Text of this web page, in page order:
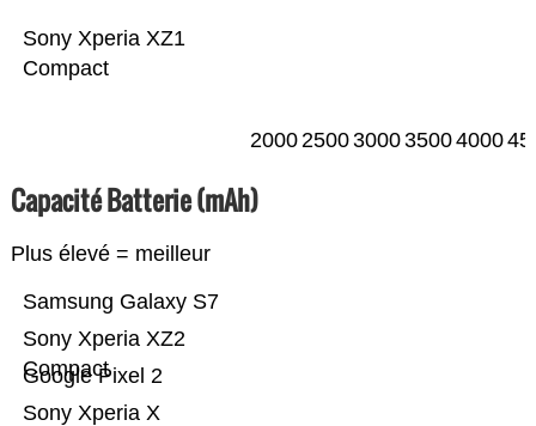
Sony Xperia XZ1
Compact
20002500300035004000
Capacité Batterie (mAh)
Plus élevé = meilleur
Sony Xperia X
Google Pixel 2
Sony Xperia XZ2
Compact
Samsung Galaxy S7